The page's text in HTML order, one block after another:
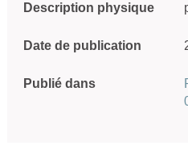
Description physique
Date de publication
Publié dans